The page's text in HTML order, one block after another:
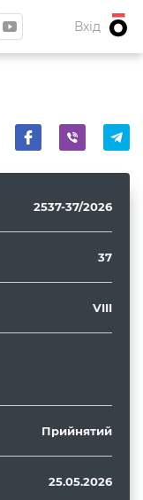
Вхід
2537-37/2026
37
VIII
Прийнятий
25.05.2026